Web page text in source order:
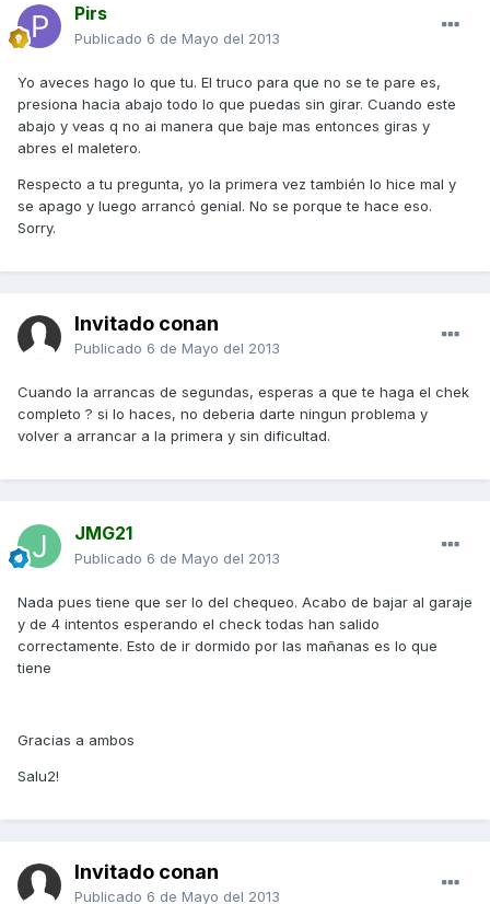
Pirs
Publicado 6 de Mayo del 2013
Yo aveces hago lo que tu. El truco para que no se te pare es,
presiona hacia abajo todo lo que puedas sin girar. Cuando este
abajo y veas q no ai manera que baje mas entonces giras y
abres el maletero.
Respecto a tu pregunta, yo la primera vez también lo hice mal y
se apago y luego arrancó genial. No se porque te hace eso.
Sorry.
Invitado conan
Publicado 6 de Mayo del 2013
Cuando la arrancas de segundas, esperas a que te haga el chek
completo ? si lo haces, no deberia darte ningun problema y
volver a arrancar a la primera y sin dificultad.
JMG21
Publicado 6 de Mayo del 2013
Nada pues tiene que ser lo del chequeo. Acabo de bajar al garaje
y de 4 intentos esperando el check todas han salido
correctamente. Esto de ir dormido por las mañanas es lo que
tiene
Gracias a ambos
Salu2!
Invitado conan
Publicado 6 de Mayo del 2013